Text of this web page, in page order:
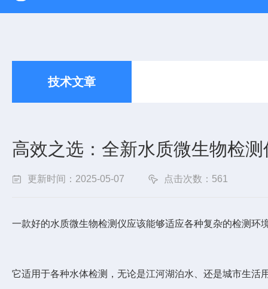
技术文章
高效之选：全新水质微生物检
更新时间：2025-05-07 点击次数：561
一款好的水质微生物检测仪应该能够适应各种复杂的检测环
它适用于各种水体检测，无论是江河湖泊水、还是城市生